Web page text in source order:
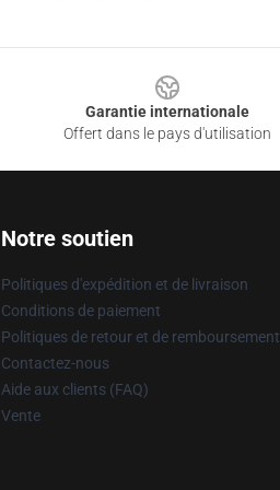
Garantie internationale
Offert dans le pays d'utilisation
Notre soutien
Politiques d'expédition et de livraison
Conditions de paiement
Politiques de retour et de remboursement
Contactez-nous
Aide aux clients (FAQ)
Vente